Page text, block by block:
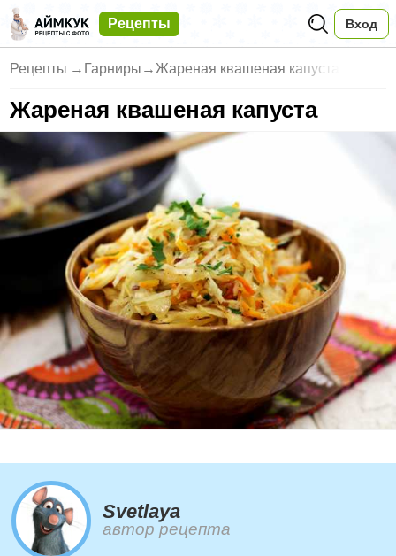
Рецепты Вход
Рецепты → Гарниры → Жареная квашеная капуста
Жареная квашеная капуста
Svetlaya
автор рецепта